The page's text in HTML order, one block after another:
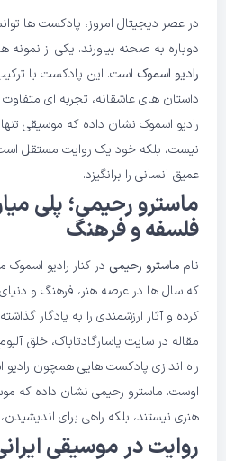
در عصر دیجیتال امروز، پادکست ها
دوباره به صحنه بیاورند. یکی از نمونه
رادیو اسموک است. این پادکست با
داستان های عاشقانه، تجربه ای
رادیو اسموک نشان داده که موسیقی
نیست، بلکه خود یک روایت مستقل
عمیق انسانی را برانگیزد.
ماسترو رحیمی؛ پلی
فلسفه و فرهنگ
نام ماسترو رحیمی در کنار رادیو
که سال ها در عرصه هنر، فرهنگ و
کرده و آثار ارزشمندی را به یادگار
مقاله در سایت پاسارگادتاباک، خلق
راه اندازی پادکست هایی همچون
اوست. ماسترو رحیمی نشان داده که
هنری نیستند، بلکه راهی برای
روایت در موسیقی